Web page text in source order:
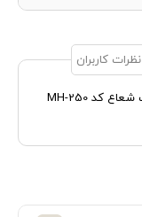
نظرات کاربران